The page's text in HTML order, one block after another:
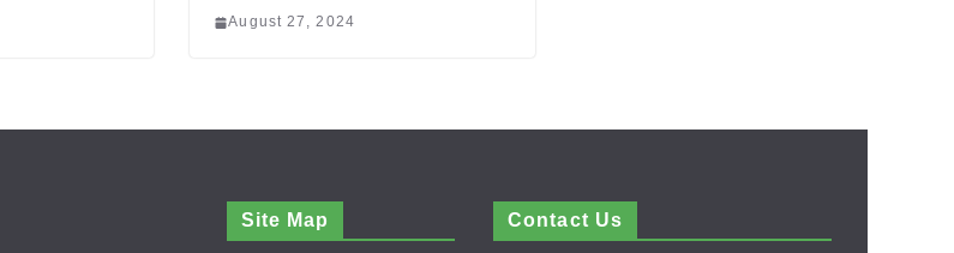
August 27, 2024
Site Map Contact Us